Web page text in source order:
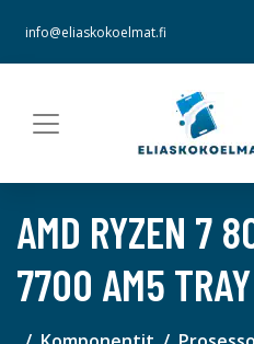
info@eliaskokoelmat.fi
AMD RYZEN 7
7700 AM5 TRAY